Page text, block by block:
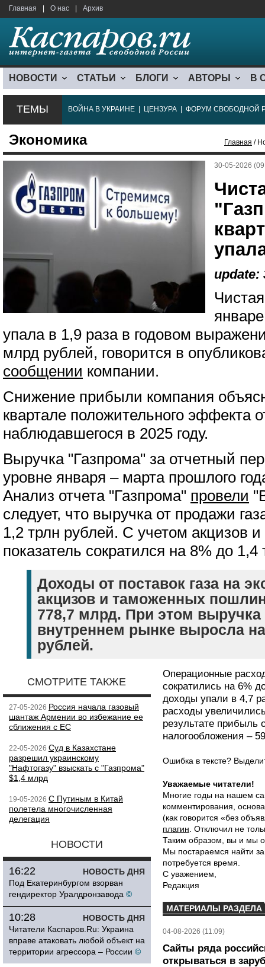
Главная О нас Архив
НОВОСТИ СТАТЬИ БЛОГИ АВТОРЫ В
ТЕМЫ ВОЙНА В УКРАИНЕ ЦЕНЗУРА ФОРУМ СВОБОДНОЙ
Экономика Главная /
30-05-2026
update:
упала в 1,9 раза в годовом
млрд рублей, говорится в
сообщении компании.
Снижение прибыли компания
квартале положительного эффекта
наблюдавшегося в 2025 году.
Выручка "Газпрома" за отчетный
уровне января – марта прошлого
Анализ отчета "Газпрома" провели
следует, что выручка от продажи
1,2 трлн рублей. С учетом акцизов
показатель сократился на 8% до 1,4
Доходы от поставок газа на
акцизов и таможенных
778,7 млрд. При этом выручка
внутреннем рынке выросла
рублей.
СМОТРИТЕ ТАКЖЕ
27-05-2026 Россия начала газовый
шантаж Армении во избежание ее
сближения с ЕС
22-05-2026 Суд в Казахстане
разрешил украинскому
"Нафтогазу" взыскать с "Газпрома"
$1,4 млрд
19-05-2026 С Путиным в Китай
полетела многочисленная
делегация
НОВОСТИ
НОВОСТЬ ДНЯ
16:22
Под Екатеринбургом взорван
гендиректор Уралдронзавода ©
НОВОСТЬ ДНЯ
10:28
Читатели Каспаров.Ru: Украина
вправе атаковать любой объект на
территории агрессора – России ©
Операционные
сократились на 6%
доходы упали в 4,7
расходы
результате прибыль
налогообложения –
Ошибка в тексте?
Уважаемые читатели!
Многие годы на нашем
комментирования,
(как говорится «без
плагин . Отключил не
Таким образом, вы и мы
Мы постараемся найти
потребуется время.
С уважением,
Редакция
МАТЕРИАЛЫ РАЗДЕЛА
04-08-2026 (11:09)
Сайты ряда
открываться в